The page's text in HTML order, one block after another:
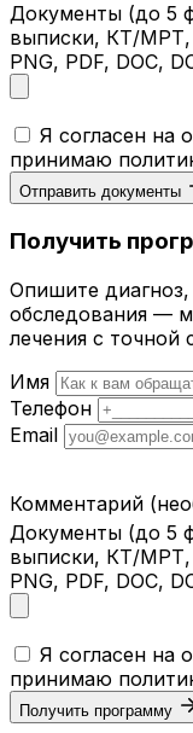
Документы (до 5
выписки, КТ/МРТ,
PNG, PDF, DOC,
Я согласен на
принимаю
Отправить документы
Получить
Опишите
обследования —
лечения с точной
Имя
Телефон
Email
Комментарий
Документы (до 5
выписки, КТ/МРТ,
PNG, PDF, DOC,
Я согласен на
принимаю
Получить программу